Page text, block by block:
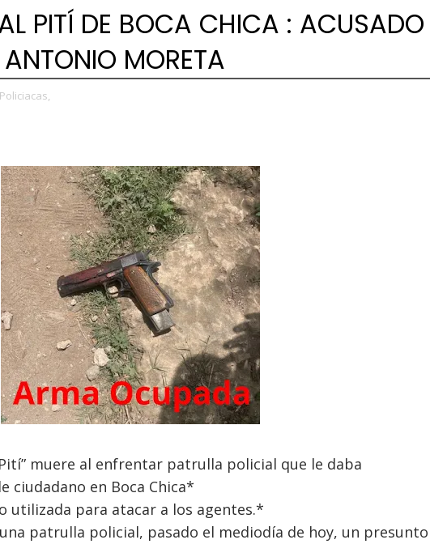
PITÍ DE BOCA CHICA : ACUSADO
MORETA
Policiacas,
muere al enfrentar patrulla policial que le daba
ciudadano en Boca Chica*
utilizada para atacar a los agentes.*
patrulla policial, pasado el mediodía de hoy, un presunto